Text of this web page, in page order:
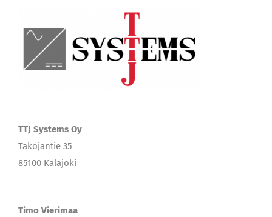
TTJ Systems Oy
Takojantie 35
85100 Kalajoki
Timo Vierimaa